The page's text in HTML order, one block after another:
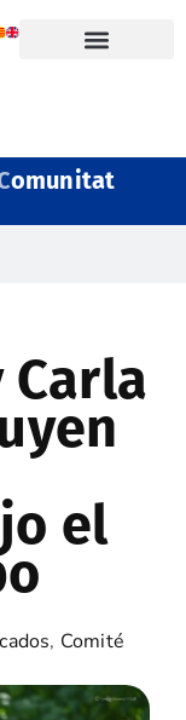
omunitat
Carla
el
, Comité